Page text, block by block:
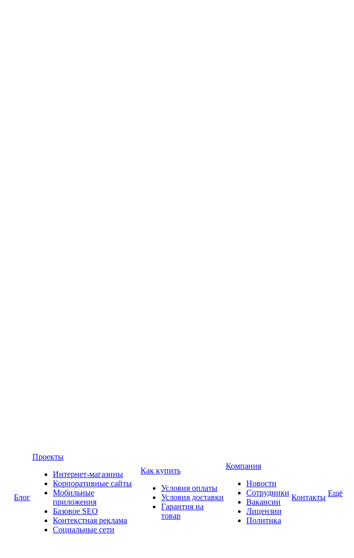
Блог
Проекты
Интернет-магазины
Корпоративные сайты
Мобильные
приложения
Базовое SEO
Контекстная реклама
Социальные сети
Как купить
Условия оплаты
Условия доставки
Гарантия на
товар
Компания
Новости
Сотрудники
Вакансии
Лицензии
Политика
Контакты Ещё